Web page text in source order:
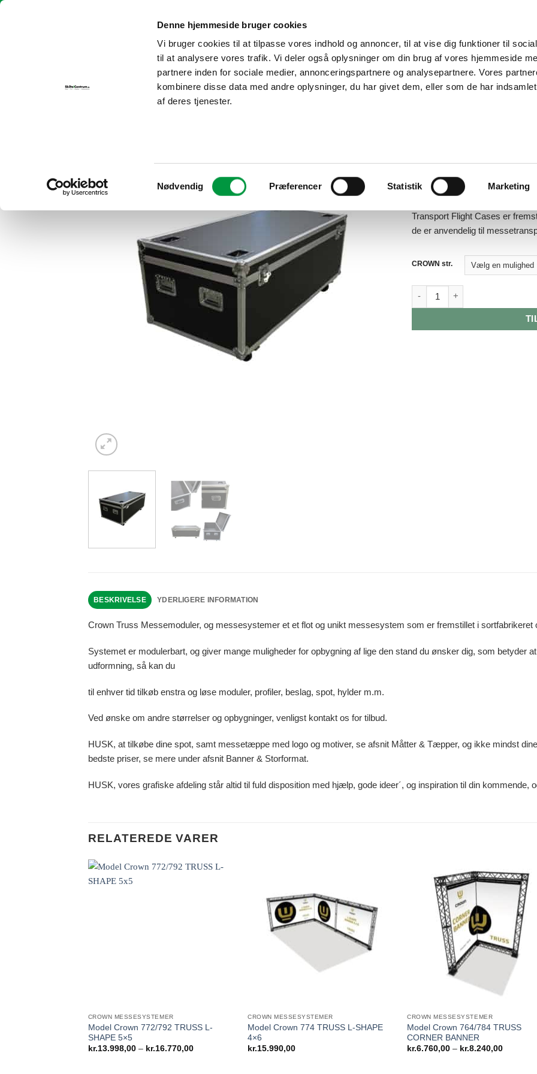
Denne hjemmeside bruger cookies
Vi bruger cookies til at tilpasse vores indhold og annoncer, til at vise dig funktioner til
til at analysere vores trafik. Vi deler også oplysninger om din brug af vores hjemmeside
partnere inden for sociale medier, annonceringspartnere og analysepartnere. Vores
kombinere disse data med andre oplysninger, du har givet dem, eller som de har
af deres tjenester.
Samtykkevalg
Nødvendig Præferencer Statistik Marketing
Fortsæt
FORSIDE PRODUKTER OM OS KONTAKT
CASE
2.496,00
Transport Flight Cases er
de er anvendelig til
CROWN str.
BESKRIVELSE YDERLIGERE INFORMATION
Crown Truss Messemoduler, og messesystemer et et flot og unikt messesystem som er fremstillet i sortfabrikeret
Systemet er modulerbart, og giver mange muligheder for opbygning af lige den stand du ønsker dig, som betyder
udformning, så kan du
til enhver tid tilkøb enstra og løse moduler, profiler, beslag, spot, hylder m.m.
Ved ønske om andre størrelser og opbygninger, venligst kontakt os for tilbud.
HUSK, at tilkøbe dine spot, samt messetæppe med logo og motiver, se afsnit Måtter & Tæpper, og ikke mindst
bedste priser, se mere under afsnit Banner & Storformat.
HUSK, vores grafiske afdeling står altid til fuld disposition med hjælp, gode ideer´, og inspiration til din kommende,
RELATEREDE VARER
CROWN MESSESYSTEMER
Model Crown 772/792 TRUSS L-
SHAPE 5×5
kr.13.998,00 – kr.16.770,00Prisinterval:
CROWN MESSESYSTEMER
Model Crown 774 TRUSS L-SHAPE
4×6
kr.15.990,00
CROWN MESSESYSTEMER
Model Crown 764/784 TRUSS
CORNER BANNER
kr.6.760,00 – kr.8.240,00